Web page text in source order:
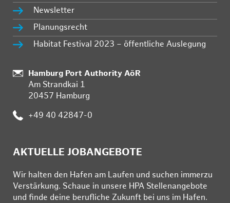
Newsletter
Planungsrecht
Habitat Festival 2023 – öffentliche Auslegung
:
Hamburg Port Authority AöR
Am Strandkai 1
20457 Hamburg
: +49 40 42847-0
AKTUELLE JOBANGEBOTE
Wir hal­ten den Ha­fen am Lau­fen und su­chen im­mer­zu
Ver­stär­kung. Schau­e in un­se­re HPA Stel­len­an­ge­bo­te
und fin­de deine be­ruf­li­che Zu­kunft bei uns im Ha­fen.